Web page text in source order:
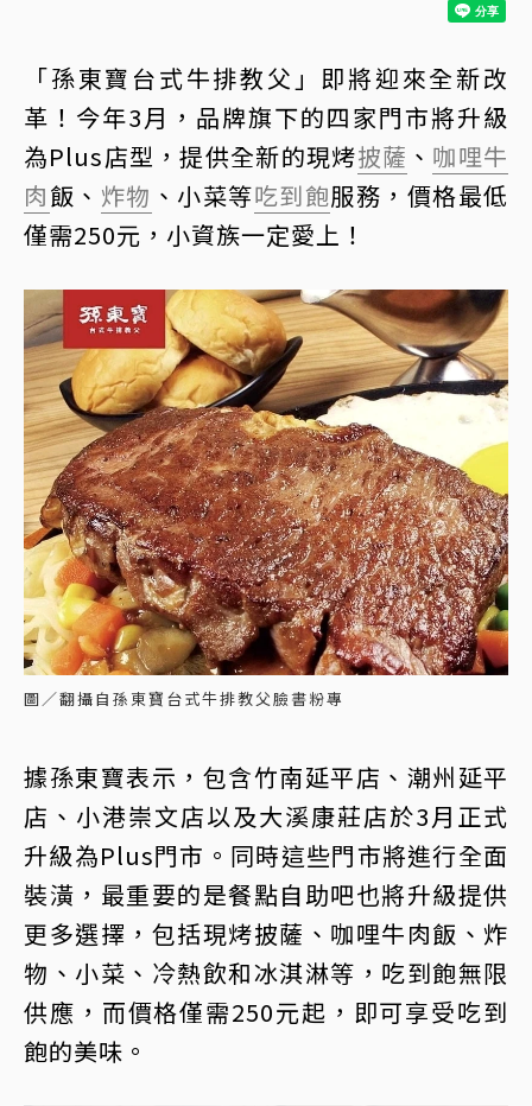
「孫東寶台式牛排教父」即將迎來全新改
革！今年3月，品牌旗下的四家門市將升級
為Plus店型，提供全新的現烤披薩 、 咖哩牛
肉飯、 炸物 、小菜等吃到飽服務，價格最低
僅需250元，小資族一定愛上！
圖／翻攝自孫東寶台式牛排教父臉書粉專
據孫東寶表示，包含竹南延平店、潮州延平
店、小港崇文店以及大溪康莊店於3月正式
升級為Plus門市。同時這些門市將進行全面
裝潢，最重要的是餐點自助吧也將升級提供
更多選擇，包括現烤披薩、咖哩牛肉飯、炸
物、小菜、冷熱飲和冰淇淋等，吃到飽無限
供應，而價格僅需250元起，即可享受吃到
飽的美味。